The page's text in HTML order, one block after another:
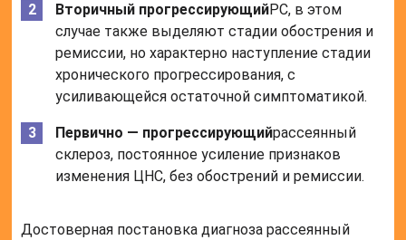
Вторичный прогрессирующийРС, в этом
случае также выделяют стадии обострения и
ремиссии, но характерно наступление стадии
хронического прогрессирования, с
усиливающейся остаточной симптоматикой.
Первично — прогрессирующийрассеянный
склероз, постоянное усиление признаков
изменения ЦНС, без обострений и ремиссии.
Достоверная постановка диагноза рассеянный